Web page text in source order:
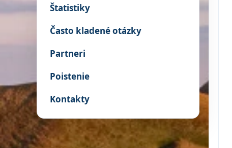
Štatistiky
Často kladené otázky
Partneri
Poistenie
Kontakty